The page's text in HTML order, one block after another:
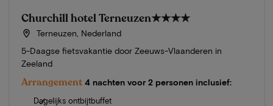
Churchill hotel Terneuzen★★★★
Terneuzen, Nederland
5-Daagse fietsvakantie door Zeeuws-Vlaanderen in
Zeeland
Arrangement 4 nachten voor 2 personen inclusief:
Dagelijks ontbijtbuffet